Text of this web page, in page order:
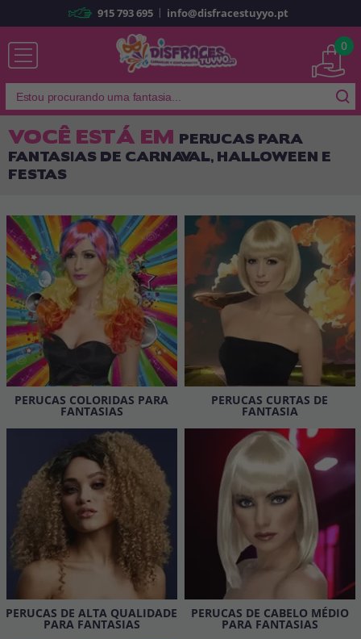
Já sou cliente
Lembrar-me Esqueceu sua senha?
É a minha primeira vez
Sou novo
Ao criar uma conta em disfracestuyyo.pt, você poderá fazer suas
compras rapidamente em nossa loja virtual, verificar o status de seus
pedidos e consultar suas operações anteriores.
Vá em frente! Estávamos esperando por você.
CRIAR CONTA
915 793 695 | info@disfracestuyyo.pt
0
VOCÊ ESTÁ EM PERUCAS PARA
FANTASIAS DE CARNAVAL, HALLOWEEN E
FESTAS
PERUCAS COLORIDAS PARA
FANTASIAS
PERUCAS CURTAS DE
FANTASIA
PERUCAS DE ALTA QUALIDADE
PARA FANTASIAS
PERUCAS DE CABELO MÉDIO
PARA FANTASIAS